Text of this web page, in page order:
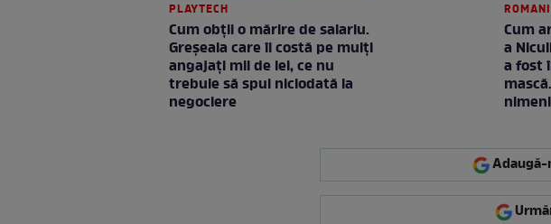
PLAYTECH
Cum obții o mărire de salariu.
Greșeala care îi costă pe mulți
angajați mii de lei, ce nu
trebuie să spui niciodată la
negociere
Cum
a
a fost
Adaugă-